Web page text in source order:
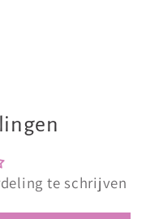
te schrijven